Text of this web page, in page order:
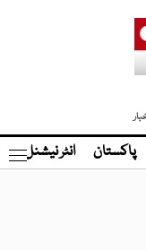
پاکستان انٹر نیشنل